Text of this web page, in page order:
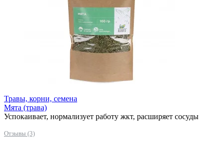
Травы, корни, семена
Мята (трава)
Успокаивает, нормализует работу жкт, расширяет сосуды
Отзывы (3)